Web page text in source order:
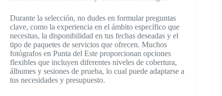
Durante la selección, no dudes en formular preguntas
clave, como la experiencia en el ámbito específico que
necesitas, la disponibilidad en tus fechas deseadas y el
tipo de paquetes de servicios que ofrecen. Muchos
fotógrafos en Punta del Este proporcionan opciones
flexibles que incluyen diferentes niveles de cobertura,
álbumes y sesiones de prueba, lo cual puede adaptarse a
tus necesidades y presupuesto.